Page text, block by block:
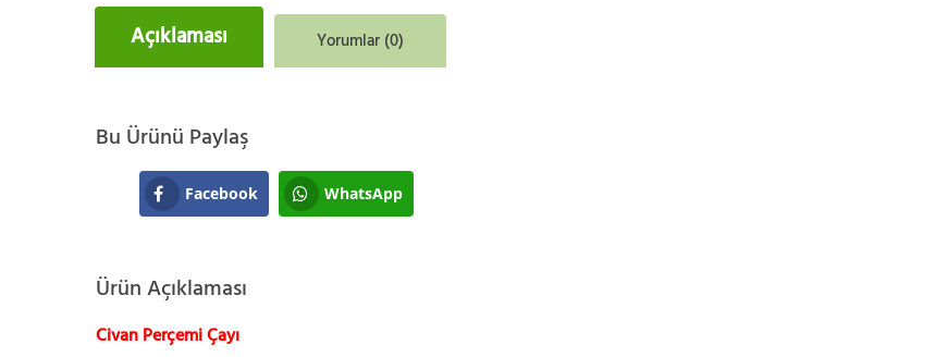
Açıklaması Yorumlar (0)
Bu Ürünü Paylaş
Facebook WhatsApp
Ürün Açıklaması
Civan Perçemi Çayı